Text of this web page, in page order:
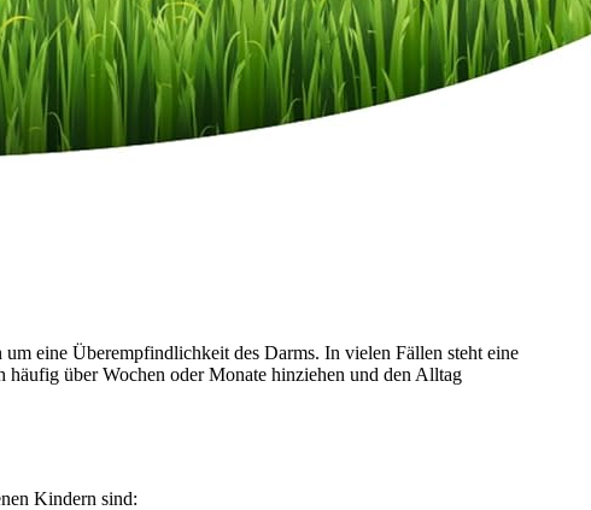
eine Überempfindlichkeit des Darms. In vielen Fällen steht eine
über Wochen oder Monate hinziehen und den Alltag
Kindern sind: